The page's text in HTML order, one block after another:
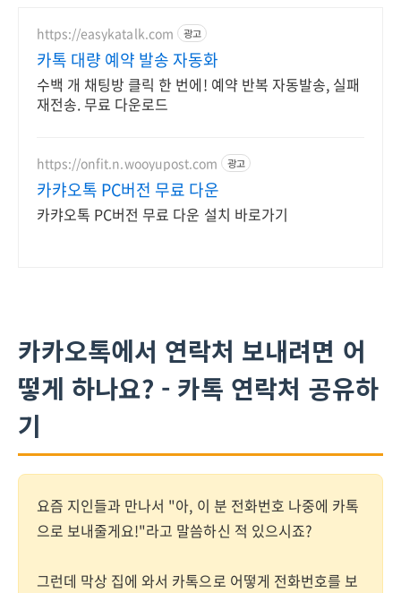
https://easykatalk.com 광고
카톡 대량 예약 발송 자동화
수백 개 채팅방 클릭 한 번에! 예약 반복 자동발송, 실패
재전송. 무료 다운로드
https://onfit.n.wooyupost.com 광고
카캬오톡 PC버전 무료 다운
카캬오톡 PC버전 무료 다운 설치 바로가기
카카오톡에서 연락처 보내려면 어
떻게 하나요? - 카톡 연락처 공유하
기
요즘 지인들과 만나서 "아, 이 분 전화번호 나중에 카톡
으로 보내줄게요!"라고 말씀하신 적 있으시죠?
그런데 막상 집에 와서 카톡으로 어떻게 전화번호를 보